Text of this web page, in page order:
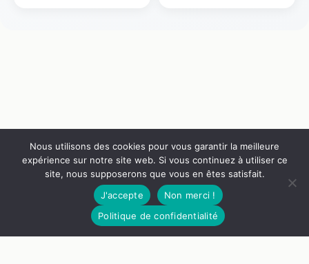
Nous utilisons des cookies pour vous garantir la meilleure
expérience sur notre site web. Si vous continuez à utiliser ce
site, nous supposerons que vous en êtes satisfait.
J'accepte
Non merci !
Politique de confidentialité